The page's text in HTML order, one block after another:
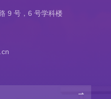
9 号，6 号学科楼